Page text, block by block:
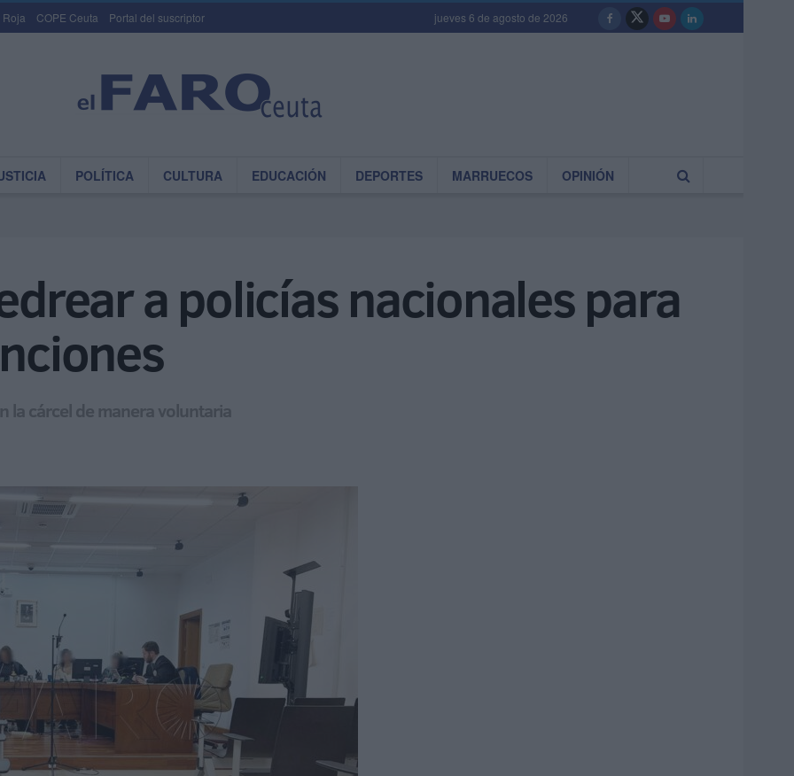
Roja COPE Ceuta Portal del suscriptor jueves 6 de agosto de 2026
POLÍTICA CULTURA EDUCACIÓN DEPORTES MARRUECOS OPINIÓN
a policías nacionales para
la cárcel de manera voluntaria